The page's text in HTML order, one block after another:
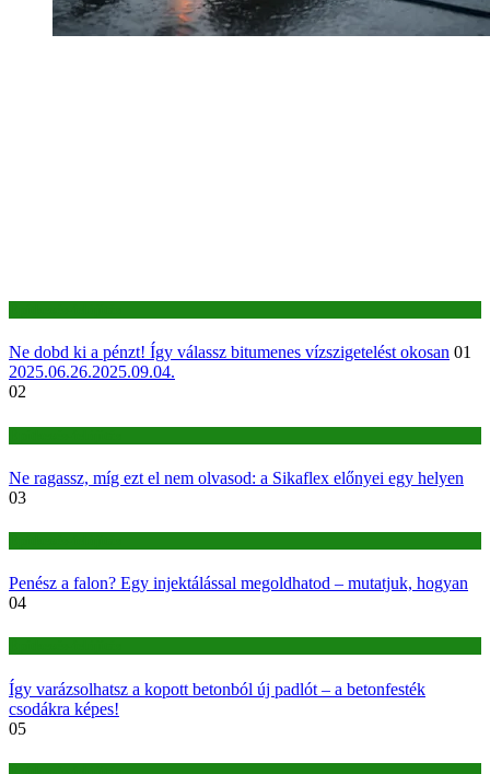
Ne dobd ki a pénzt! Így válassz bitumenes vízszigetelést okosan 01
2025.06.26.2025.09.04.
02
Ne ragassz, míg ezt el nem olvasod: a Sikaflex előnyei egy helyen
03
Penész a falon? Egy injektálással megoldhatod – mutatjuk, hogyan
04
Így varázsolhatsz a kopott betonból új padlót – a betonfesték
csodákra képes!
05